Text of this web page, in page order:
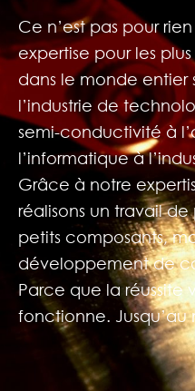
Ce n’est pas pour
expertise pour les
dans le monde entier
l’industrie de
semi-conductivité à
l’informatique à
Grâce à notre
réalisons un travail
petits composants,
développement de
Parce que la réussite
fonctionne. Jusqu’au